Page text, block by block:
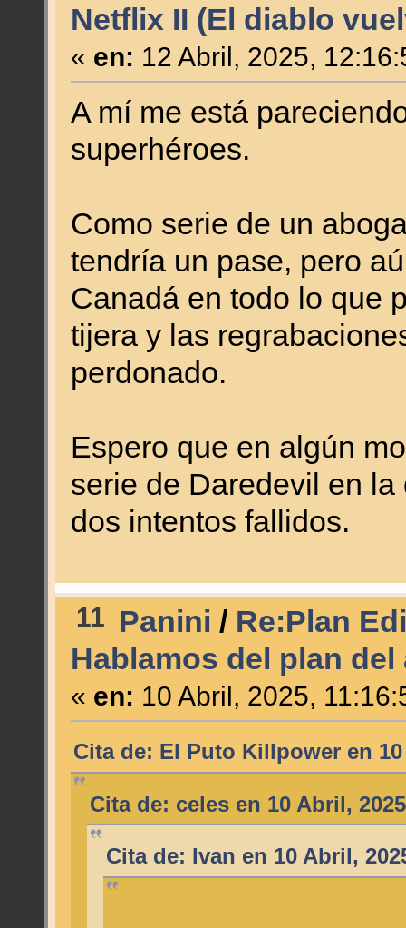
Netflix II (El diablo
« en: 12 Abril, 2025,
A mí me está
superhéroes.
Como serie de un
tendría un pase, pero
Canadá en todo lo que
tijera y las
perdonado.
Espero que en algún
serie de Daredevil en
dos intentos fallidos.
11 Panini / Re:Plan
Hablamos del plan del
« en: 10 Abril, 2025,
Cita de: El Puto Killpower en
Cita de: celes en 10 Abril,
Cita de: Ivan en 10 Abril,